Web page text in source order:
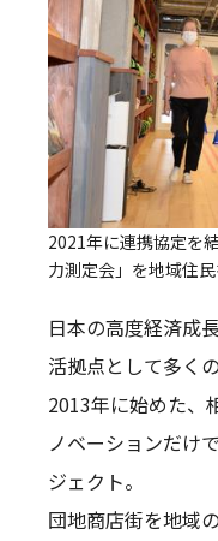
2021年に連携協定を
力測定会」を地域住民
日本の高度経済成
活拠点として多く
2013年に始めた、
ノベーションだけ
ジェクト。
団地商店街を地域